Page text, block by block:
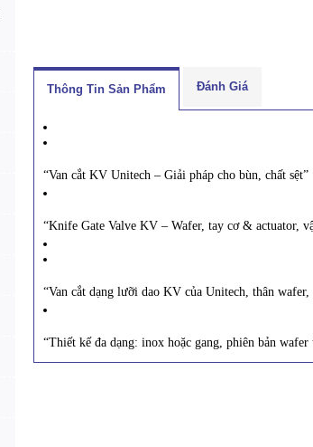
Thông Tin Sản Phẩm Đánh Giá
“Van cắt KV Unitech – Giải pháp cho bùn, chất sệt”
“Knife Gate Valve KV – Wafer, tay cơ & actuator,
“Van cắt dạng lưỡi dao KV của Unitech, thân
“Thiết kế đa dạng: inox hoặc gang, phiên bản